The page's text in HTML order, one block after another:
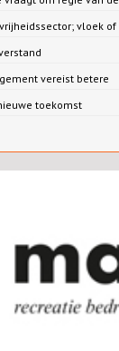
vloek of
vereist betere
en toerisme in het
toekomst